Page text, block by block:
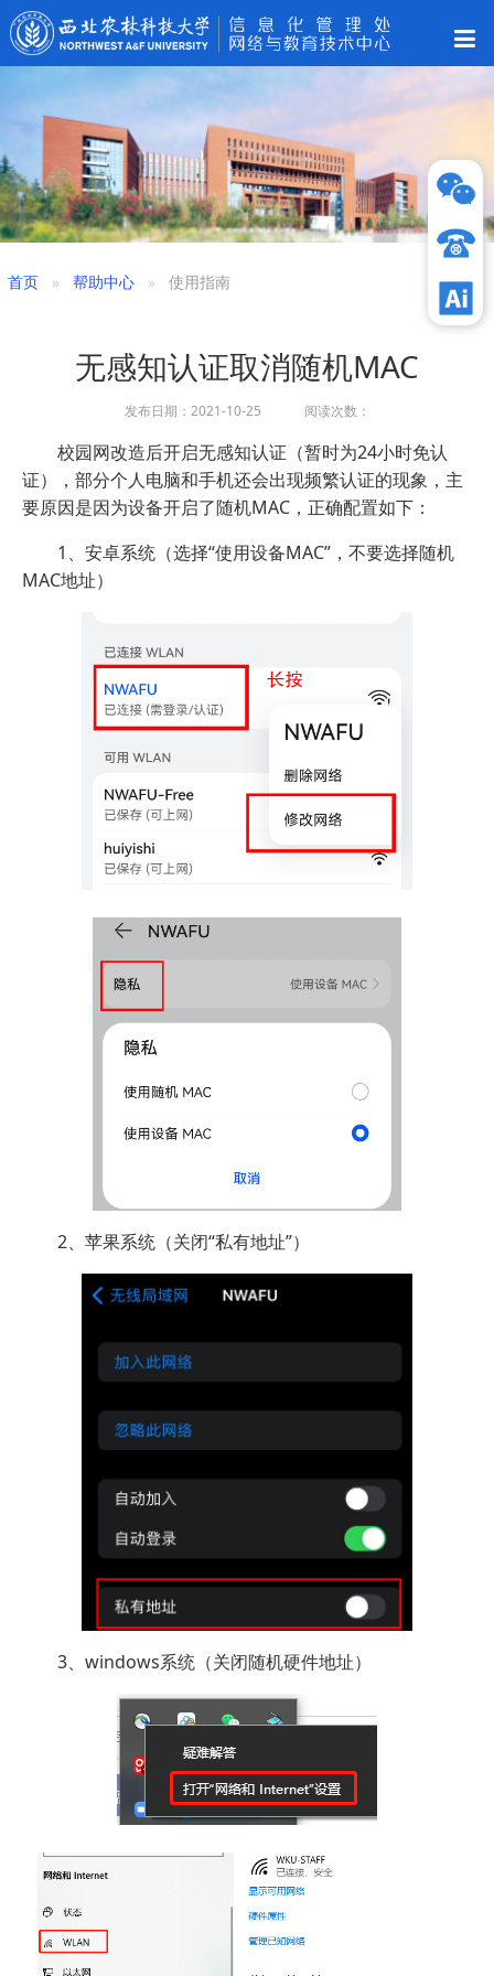
首页 帮助中心 使用指南
无感知认证取消随机MAC
发布日期：2021-10-25 阅读次数：
校园网改造后开启无感知认证（暂时为24小时免认
证），部分个人电脑和手机还会出现频繁认证的现象，主
要原因是因为设备开启了随机MAC，正确配置如下：
1、安卓系统（选择“使用设备MAC”，不要选择随机
MAC地址）
2、苹果系统（关闭“私有地址”）
3、windows系统（关闭随机硬件地址）